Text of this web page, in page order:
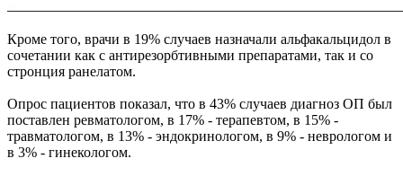
Кроме того, врачи в 19% случаев назначали альфакальцидол в
сочетании как с антирезорбтивными препаратами, так и со
стронция ранелатом.
Опрос пациентов показал, что в 43% случаев диагноз ОП был
поставлен ревматологом, в 17% - терапевтом, в 15% -
травматологом, в 13% - эндокринологом, в 9% - неврологом и
в 3% - гинекологом.